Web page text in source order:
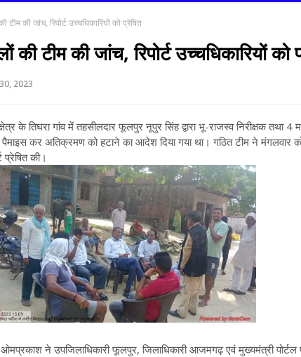
की जांच, रिपोर्ट उच्चधिकारियों को प्रेषित
टीम की जांच, रिपोर्ट उच्चधिकारियों को
2023
के तिघरा गांव में तहसीलदार फूलपुर नूपुर सिंह द्वारा भू-राजस्व निरीक्षक तथा 4
कर अतिक्रमण को हटाने का आदेश दिया गया था। गठित टीम ने मंगलवार
प्रेषित की।
ने उपजिलाधिकारी फूलपुर, जिलाधिकारी आजमगढ़ एवं मुख्यमंत्री पोर्टल